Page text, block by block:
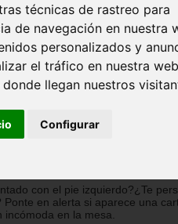
técnicas de rastreo para
de navegación en nuestra
personalizados y
el tráfico en nuestra
llegan nuestros
Configurar
> Juguetes por tipo >
>Juguetes por edad>
con el pie izquierdo?¿Te
Ponte en alerta si aparece una
incómoda en la mesa.